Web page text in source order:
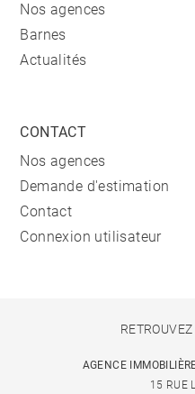
Nos agences
Barnes
Actualités
CONTACT
Nos agences
Demande d'estimation
Contact
Connexion utilisateur
AGENCE
15 RUE